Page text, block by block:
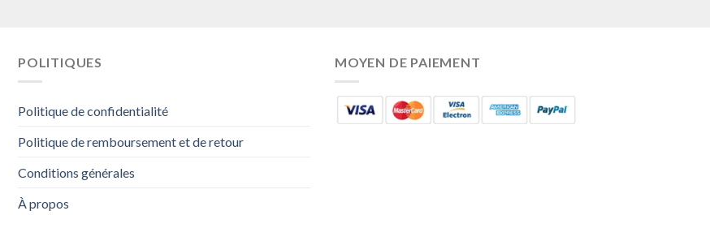
POLITIQUES
Politique de confidentialité
Politique de remboursement et de retour
Conditions générales
À propos
MOYEN DE PAIEMENT